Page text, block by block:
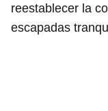
reestablecer la
escapadas